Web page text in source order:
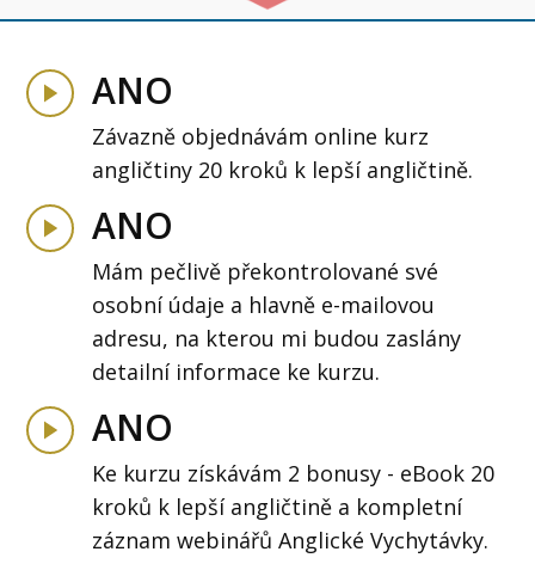
ANO
Závazně objednávám online kurz
angličtiny 20 kroků k lepší angličtině.
ANO
Mám pečlivě překontrolované své
osobní údaje a hlavně e-mailovou
adresu, na kterou mi budou zaslány
detailní informace ke kurzu.
ANO
Ke kurzu získávám 2 bonusy - eBook 20
kroků k lepší angličtině a kompletní
záznam webinářů Anglické Vychytávky.